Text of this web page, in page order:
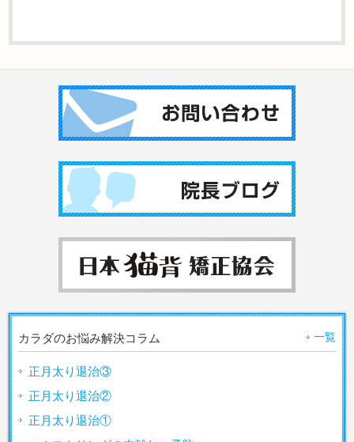
カラダのお悩み解決コラム 一覧
正月太り退治③
正月太り退治②
正月太り退治①